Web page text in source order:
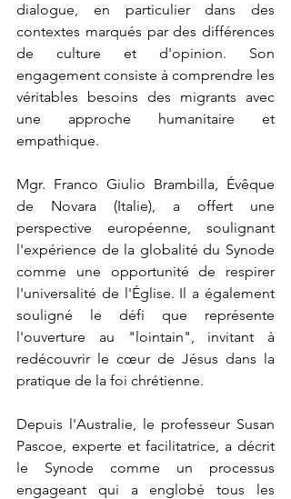
dialogue, en particulier dans des
contextes marqués par des différences
de culture et d'opinion. Son
engagement consiste à comprendre les
véritables besoins des migrants avec
une approche humanitaire et
empathique.
Mgr. Franco Giulio Brambilla, Évêque
de Novara (Italie), a offert une
perspective européenne, soulignant
l'expérience de la globalité du Synode
comme une opportunité de respirer
l'universalité de l'Église. Il a également
souligné le défi que représente
l'ouverture au "lointain", invitant à
redécouvrir le cœur de Jésus dans la
pratique de la foi chrétienne.
Depuis l'Australie, le professeur Susan
Pascoe, experte et facilitatrice, a décrit
le Synode comme un processus
engageant qui a englobé tous les